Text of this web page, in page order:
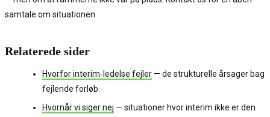
samtale om situationen.
Relaterede sider
Hvorfor interim-ledelse fejler — de strukturelle årsager bag
fejlende forløb.
Hvornår vi siger nej — situationer hvor interim ikke er den